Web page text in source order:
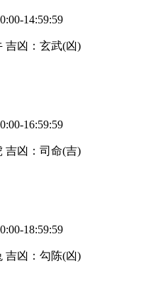
14:59:59
吉凶：玄武(凶)
16:59:59
吉凶：司命(吉)
18:59:59
吉凶：勾陈(凶)